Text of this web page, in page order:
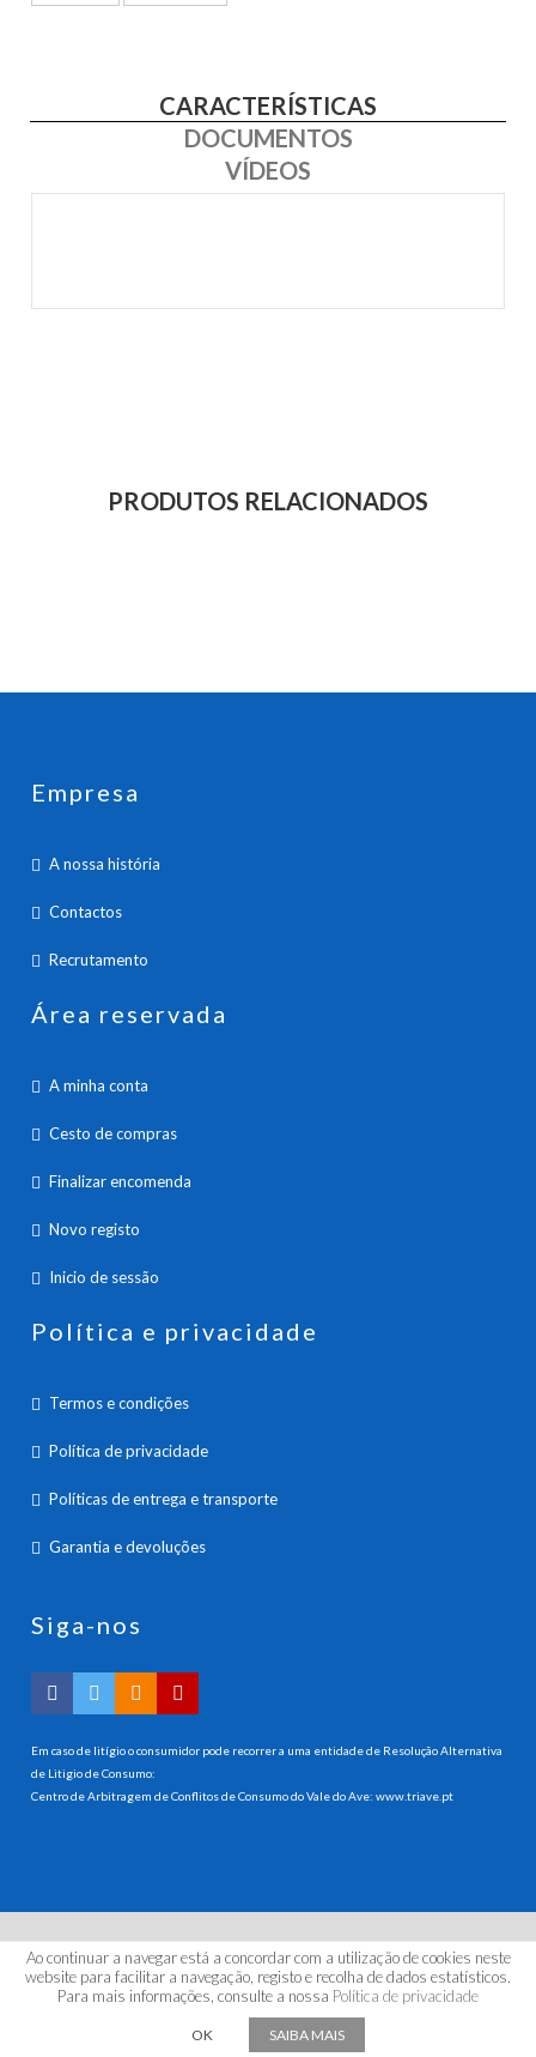
CARACTERÍSTICAS
DOCUMENTOS
VÍDEOS
PRODUTOS RELACIONADOS
Empresa
A nossa história
Contactos
Recrutamento
Área reservada
A minha conta
Cesto de compras
Finalizar encomenda
Novo registo
Inicio de sessão
Política e privacidade
Termos e condições
Política de privacidade
Políticas de entrega e transporte
Garantia e devoluções
Siga-nos
Em caso de litígio o consumidor pode recorrer a uma entidade de Resolução Alternativa
de Litigio de Consumo:
Centro de Arbitragem de Conflitos de Consumo do Vale do Ave:www.triave.pt
© 2026 HANNA INSTRUMENTS PORTUGAL, LDA. Todos os
direitos reservados.
by | kuattrodesign
Ao continuar a navegar está a concordar com a utilização de cookies neste
website para facilitar a navegação, registo e recolha de dados estatísticos.
Para mais informações, consulte a nossa Política de privacidade
OK SAIBA MAIS